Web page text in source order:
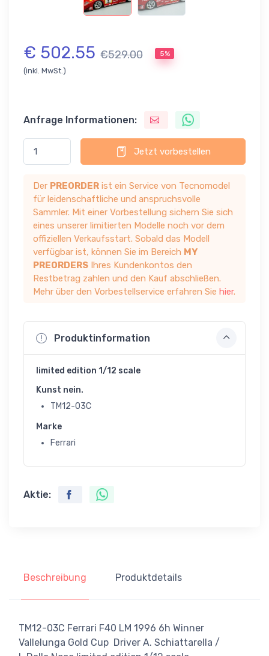
€ 502.55 €529.00 5%
(inkl. MwSt.)
Anfrage Informationen:
Jetzt vorbestellen
Der PREORDER ist ein Service von Tecnomodel
für leidenschaftliche und anspruchsvolle
Sammler. Mit einer Vorbestellung sichern Sie sich
eines unserer limitierten Modelle noch vor dem
offiziellen Verkaufsstart. Sobald das Modell
verfügbar ist, können Sie im Bereich MY
PREORDERS Ihres Kundenkontos den
Restbetrag zahlen und den Kauf abschließen.
Mehr über den Vorbestellservice erfahren Sie hier.
Produktinformation
limited edition 1/12 scale
Kunst nein.
TM12-03C
Marke
Ferrari
Aktie:
Beschreibung Produktdetails
TM12-03C Ferrari F40 LM 1996 6h Winner
Vallelunga Gold Cup Driver A. Schiattarella /